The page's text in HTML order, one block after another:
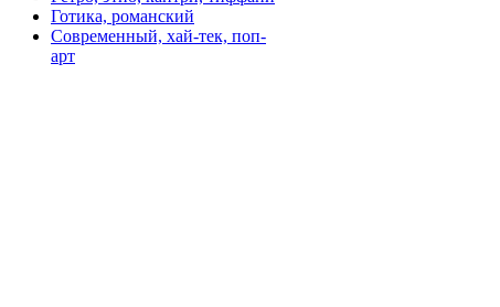
Готика, романский
Современный, хай-тек, поп-
арт